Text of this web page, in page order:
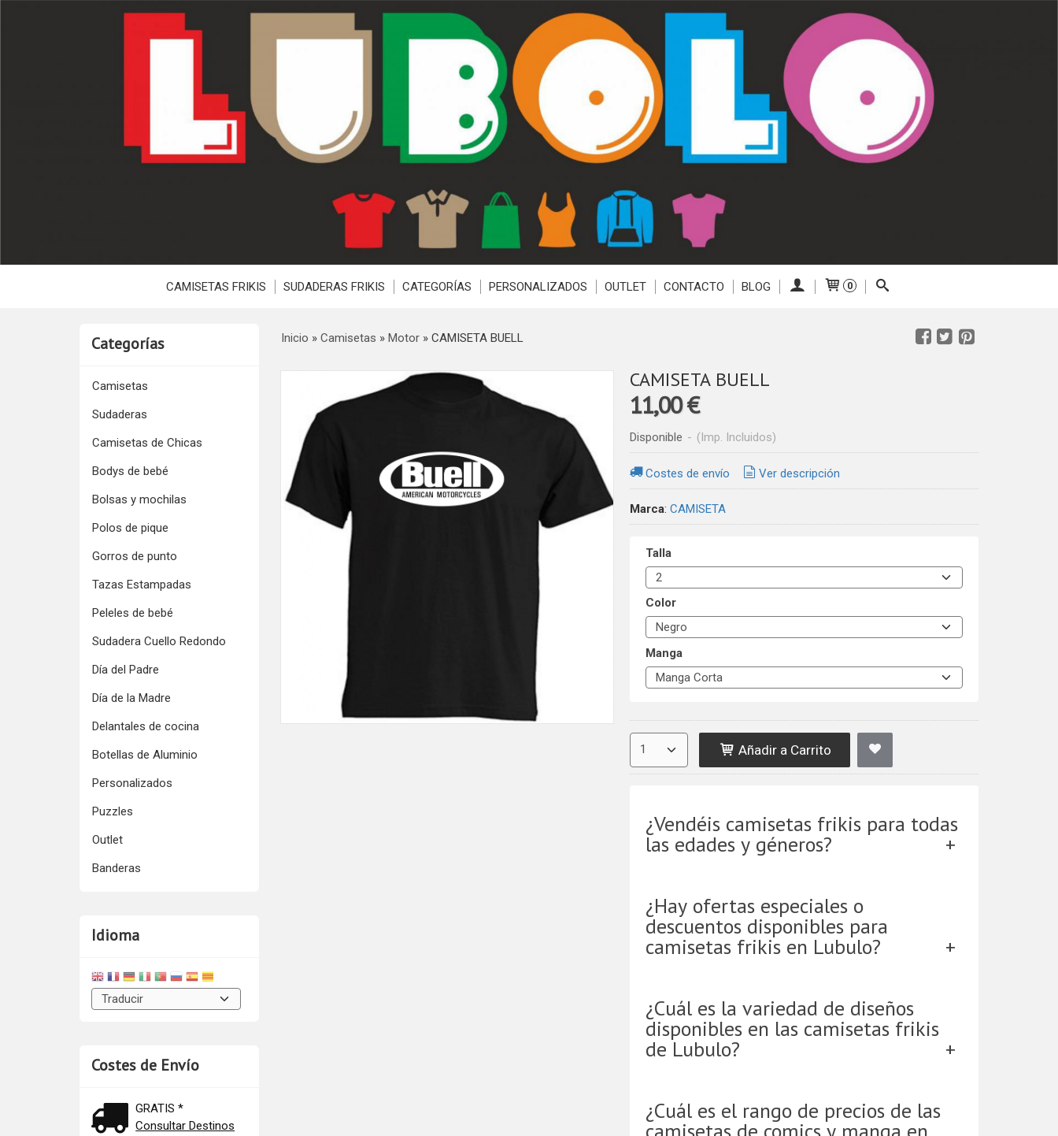
CAMISETAS FRIKIS SUDADERAS FRIKIS CATEGORÍAS PERSONALIZADOS OUTLET CONTACTO BLOG 0
Categorías
Camisetas
Sudaderas
Camisetas de Chicas
Bodys de bebé
Bolsas y mochilas
Polos de pique
Gorros de punto
Tazas Estampadas
Peleles de bebé
Sudadera Cuello Redondo
Día del Padre
Día de la Madre
Delantales de cocina
Botellas de Aluminio
Personalizados
Puzzles
Outlet
Banderas
Idioma
Costes de Envío
GRATIS *
Consultar Destinos
Inicio » Camisetas » Motor» CAMISETA BUELL
CAMISETA BUELL
11,00 €
Disponible - (Imp. Incluidos)
Costes de envío Ver descripción
Marca: CAMISETA
Talla
Color
Manga
Añadir a Carrito
¿Vendéis camisetas frikis para todas
las edades y géneros?
¿Hay ofertas especiales o
descuentos disponibles para
camisetas frikis en Lubulo?
¿Cuál es la variedad de diseños
disponibles en las camisetas frikis
de Lubulo?
¿Cuál es el rango de precios de las